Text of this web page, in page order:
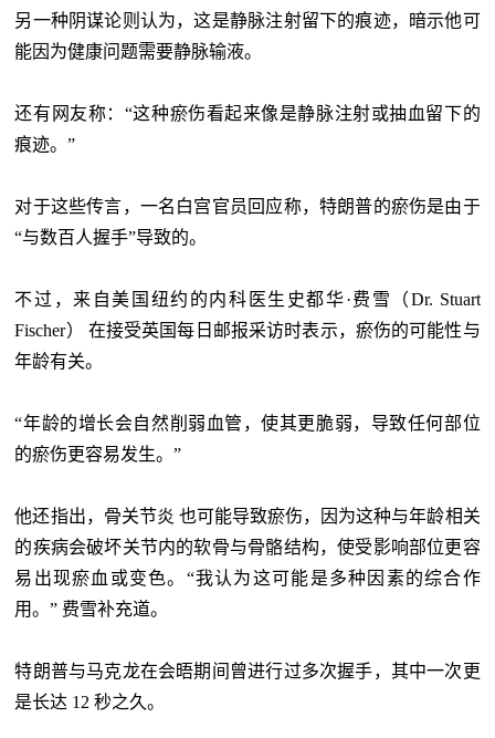
另一种阴谋论则认为，这是静脉注射留下的痕迹，暗示他可
能因为健康问题需要静脉输液。
还有网友称：“这种瘀伤看起来像是静脉注射或抽血留下的
痕迹。”
对于这些传言，一名白宫官员回应称，特朗普的瘀伤是由于
“与数百人握手”导致的。
不过，来自美国纽约的内科医生史都华·费雪（Dr. Stuart
Fischer） 在接受英国每日邮报采访时表示，瘀伤的可能性与
年龄有关。
“年龄的增长会自然削弱血管，使其更脆弱，导致任何部位
的瘀伤更容易发生。”
他还指出，骨关节炎 也可能导致瘀伤，因为这种与年龄相关
的疾病会破坏关节内的软骨与骨骼结构，使受影响部位更容
易出现瘀血或变色。“我认为这可能是多种因素的综合作
用。” 费雪补充道。
特朗普与马克龙在会晤期间曾进行过多次握手，其中一次更
是长达 12 秒之久。